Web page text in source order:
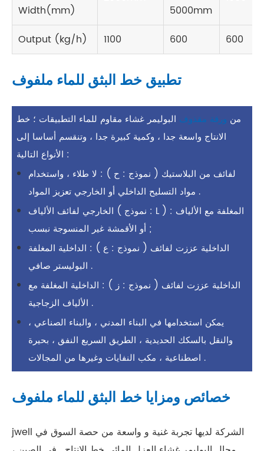
Width(mm)
5000mm
Output (kg/h) 1100 600 600
تطبيق خط البثق للماء ملفوف
من ورقة مقذوف البوليمر غشاء مقاوم للماء التطبيقات ؛ خط
الانتاج واسعة جدا ، وكمية كبيرة جدا ، وتنقسم أساسا إلى
الأنواع التالية :
لفائف من البلاستيك ( نموذج : ح ) : لا طلاء ، واستخدام
مواد التسليح الداخلي أو الخارجي تعزيز المواد .
الخارجي لفائف الألياف ( نموذج : L ) : المغلفة مع الألياف
أو الأقمشة غير المنسوجة نبسب ;
الداخلية عززت لفائف ( نموذج : ع ) : الداخلية المغلفة
البوليستر صافي .
الداخلية عززت لفائف ( نموذج : ز ) : الداخلية المغلفة مع
الألياف الزجاجية .
يمكن استخدامها في البناء المدني ، والبناء الصناعي ،
والنقل بالسكك الحديدية ، الطريق السريع النفق ، بحيرة
اصطناعية ، مكب النفايات وغيرها من المجالات .
خصائص ومزايا خط البثق للماء ملفوف
jwell الشركة لديها تجربة غنية و واسعة من حصة السوق في